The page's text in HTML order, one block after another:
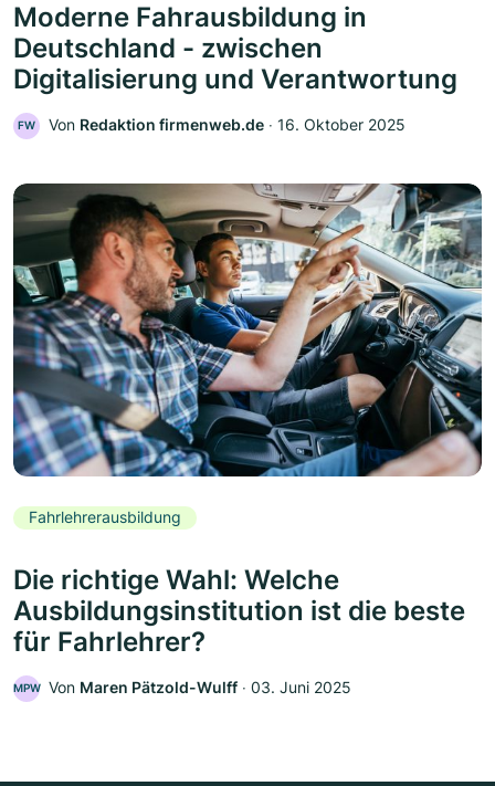
Moderne Fahrausbildung in
Deutschland - zwischen
Digitalisierung und Verantwortung
FW Von Redaktion firmenweb.de ‧ 16. Oktober 2025
Fahrlehrerausbildung
Die richtige Wahl: Welche
Ausbildungsinstitution ist die beste
für Fahrlehrer?
MPW Von Maren Pätzold-Wulff ‧ 03. Juni 2025